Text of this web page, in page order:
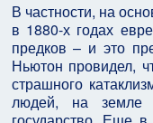
В частности, на
в 1880-х годах
предков – и это
Ньютон провидел,
страшного
людей, на земле